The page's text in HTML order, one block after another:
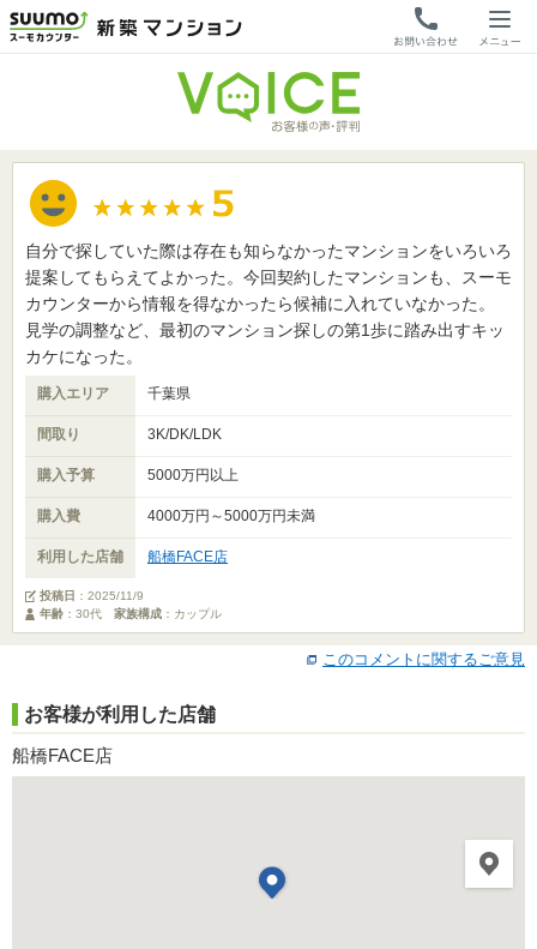
自分で探していた際は存在も知らなかったマンションをいろいろ
提案してもらえてよかった。今回契約したマンションも、スーモ
カウンターから情報を得なかったら候補に入れていなかった。
見学の調整など、最初のマンション探しの第1歩に踏み出すキッ
カケになった。
購入エリア 千葉県
間取り 3K/DK/LDK
購入予算 5000万円以上
購入費 4000万円～5000万円未満
利用した店舗 船橋FACE店
投稿日 ： 2025/11/9
年齢 ：30代 家族構成 ：カップル
このコメントに関するご意見
お客様が利用した店舗
船橋FACE店